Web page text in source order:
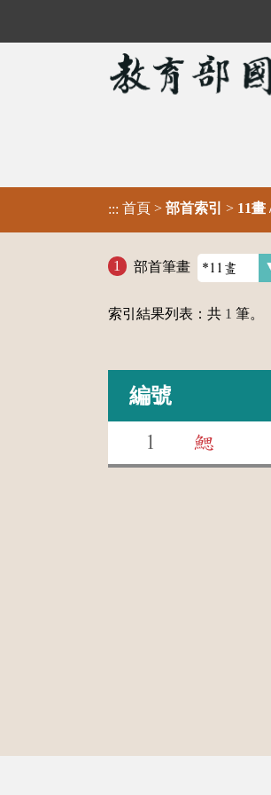
::: 首頁 > 部首索引 > 11畫
部首筆畫
索引結果列表：共 1 筆。
編號
1 鰓